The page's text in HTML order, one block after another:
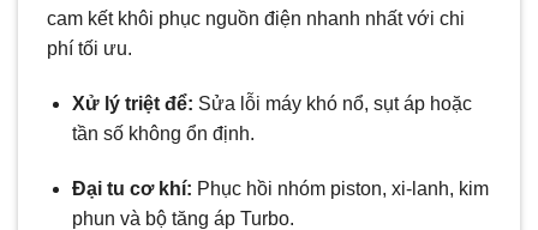
cam kết khôi phục nguồn điện nhanh nhất với chi
phí tối ưu.
Xử lý triệt để: Sửa lỗi máy khó nổ, sụt áp hoặc
tần số không ổn định.
Đại tu cơ khí: Phục hồi nhóm piston, xi-lanh, kim
phun và bộ tăng áp Turbo.